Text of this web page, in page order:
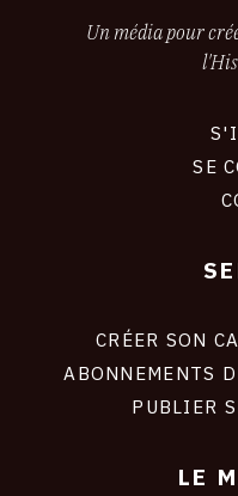
Un média pour
SE
CRÉER SON
ABONNEMENTS
PUBLIER
LE